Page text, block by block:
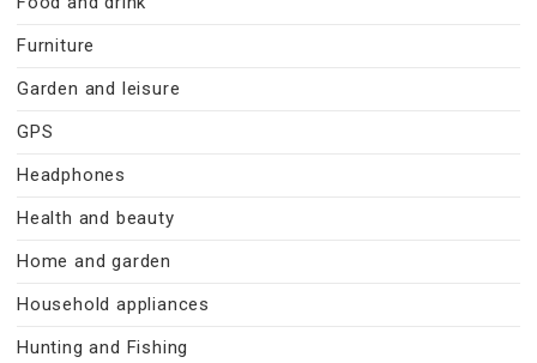
Furniture
Garden and leisure
GPS
Headphones
Health and beauty
Home and garden
Household appliances
Hunting and Fishing